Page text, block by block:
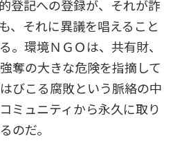
登記への登録が、それが詐
、それに異議を唱えること
。環境ＮＧＯは、共有財、
奪の大きな危険を指摘して
びこる腐敗という脈絡の中
ミュニティから永久に取り
のだ。